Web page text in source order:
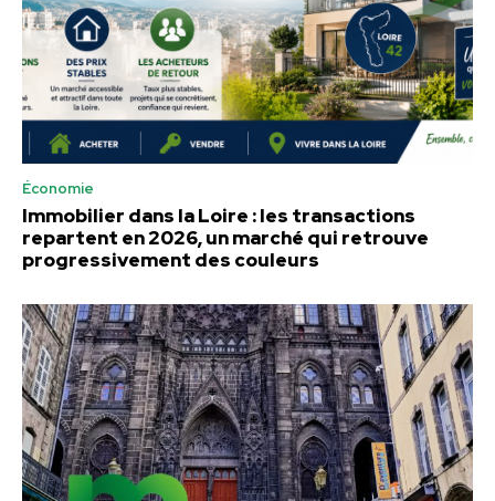
Économie
Immobilier dans la Loire : les transactions
repartent en 2026, un marché qui retrouve
progressivement des couleurs